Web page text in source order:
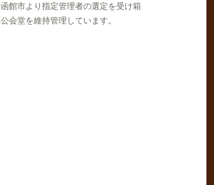
館市より指定管理者の選定を受け箱
会堂を維持管理しています。